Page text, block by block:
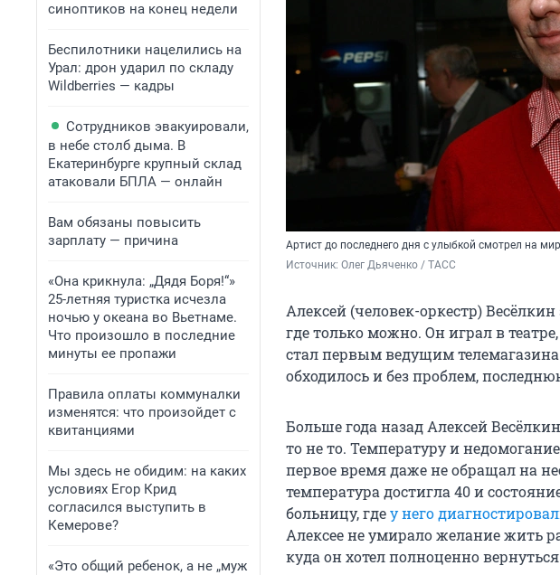
синоптиков на конец недели
Беспилотники нацелились на
Урал: дрон ударил по складу
Wildberries — кадры
Сотрудников эвакуировали,
в небе столб дыма. В
Екатеринбурге крупный склад
атаковали БПЛА — онлайн
Вам обязаны повысить
зарплату — причина
«Она крикнула: „Дядя Боря!“»
25-летняя туристка исчезла
ночью у океана во Вьетнаме.
Что произошло в последние
минуты ее пропажи
Правила оплаты коммуналки
изменятся: что произойдет с
квитанциями
Мы здесь не обидим: на каких
условиях Егор Крид
согласился выступить в
Кемерове?
«Это общий ребенок, а не „муж
Артист до последнего дня с улыбкой смотрел на
Источник: Олег Дьяченко / ТАСС
Алексей (человек-оркестр) Весёлкин
где только можно. Он играл в
стал первым ведущим
обходилось и без проблем,
Больше года назад Алексей
то не то. Температуру и
первое время даже не обращал на
температура достигла 40 и
больницу, гдеу него
Алексее не умирало желание жить
куда он хотел полноценно